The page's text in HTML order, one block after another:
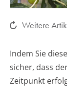
Weitere
Indem Sie
sicher, dass
Zeitpunkt